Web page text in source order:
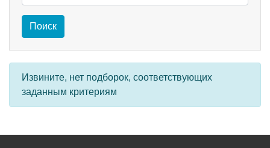
Поиск
Извините, нет подборок, соответствующих
заданным критериям